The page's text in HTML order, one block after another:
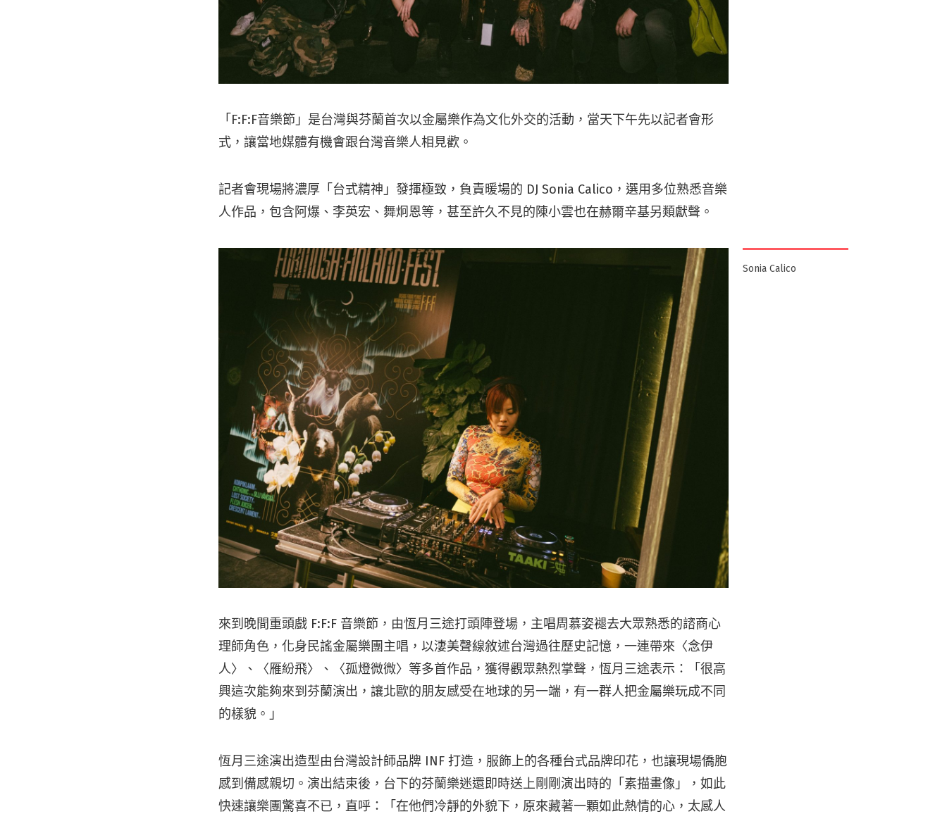
「F:F:F音樂節」是台灣與芬蘭首次以金屬樂作為文化外交的活動，當天下午先以記者會形
式，讓當地媒體有機會跟台灣音樂人相見歡。
記者會現場將濃厚「台式精神」發揮極致，負責暖場的 DJ Sonia Calico，選用多位熟悉音樂
人作品，包含阿爆、李英宏、舞炯恩等，甚至許久不見的陳小雲也在赫爾辛基另類獻聲。
Sonia Calico
來到晚間重頭戲 F:F:F 音樂節，由恆月三途打頭陣登場，主唱周慕姿褪去大眾熟悉的諮商心
理師角色，化身民謠金屬樂團主唱，以淒美聲線敘述台灣過往歷史記憶，一連帶來〈念伊
人〉、〈雁紛飛〉、〈孤燈微微〉等多首作品，獲得觀眾熱烈掌聲，恆月三途表示：「很高
興這次能夠來到芬蘭演出，讓北歐的朋友感受在地球的另一端，有一群人把金屬樂玩成不同
的樣貌。」
恆月三途演出造型由台灣設計師品牌 INF 打造，服飾上的各種台式品牌印花，也讓現場僑胞
感到備感親切。演出結束後，台下的芬蘭樂迷還即時送上剛剛演出時的「素描畫像」，如此
快速讓樂團驚喜不已，直呼：「在他們冷靜的外貌下，原來藏著一顆如此熱情的心，太感人